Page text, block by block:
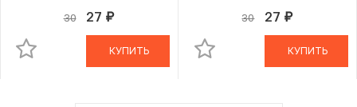
30 27 руб.
В КОРЗИНЕ
КУПИТЬ
30 27 руб.
В КОРЗИНЕ
КУПИТЬ